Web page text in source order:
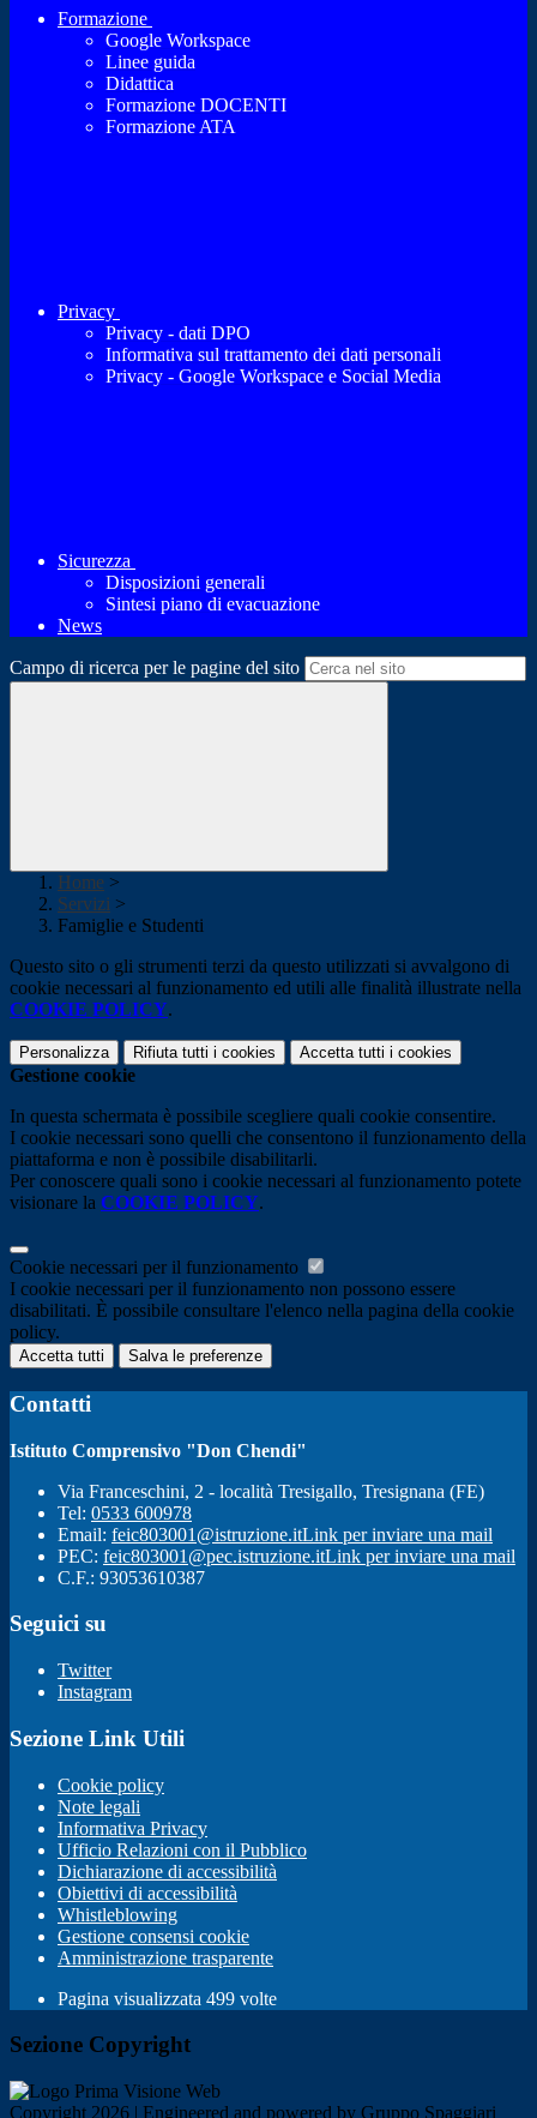
Formazione
Google Workspace
Linee guida
Didattica
Formazione DOCENTI
Formazione ATA
Privacy
Privacy - dati DPO
Informativa sul trattamento dei dati personali
Privacy - Google Workspace e Social Media
Sicurezza
Disposizioni generali
Sintesi piano di evacuazione
News
Campo di ricerca per le pagine del sito
Home >
Servizi >
Famiglie e Studenti
Questo sito o gli strumenti terzi da questo utilizzati si avvalgono di
cookie necessari al funzionamento ed utili alle finalità illustrate nella
COOKIE POLICY.
Personalizza Rifiuta tutti i cookies Accetta tutti i cookies
Gestione cookie
In questa schermata è possibile scegliere quali cookie consentire.
I cookie necessari sono quelli che consentono il funzionamento della
piattaforma e non è possibile disabilitarli.
Per conoscere quali sono i cookie necessari al funzionamento potete
visionare la COOKIE POLICY.
Cookie necessari per il funzionamento
I cookie necessari per il funzionamento non possono essere
disabilitati. È possibile consultare l'elenco nella pagina della cookie
policy.
Accetta tutti Salva le preferenze
Contatti
Istituto Comprensivo "Don Chendi"
Via Franceschini, 2 - località Tresigallo, Tresignana (FE)
Tel: 0533 600978
Email: feic803001@istruzione.itLink per inviare una mail
PEC: feic803001@pec.istruzione.itLink per inviare una mail
C.F.: 93053610387
Seguici su
Twitter
Instagram
Sezione Link Utili
Cookie policy
Note legali
Informativa Privacy
Ufficio Relazioni con il Pubblico
Dichiarazione di accessibilità
Obiettivi di accessibilità
Whistleblowing
Gestione consensi cookie
Amministrazione trasparente
Pagina visualizzata 499 volte
Sezione Copyright
Copyright 2026 | Engineered and powered by Gruppo Spaggiari